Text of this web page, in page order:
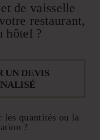
de vaisselle
restaurant,
hôtel ?
UN DEVIS
les quantités ou la
?